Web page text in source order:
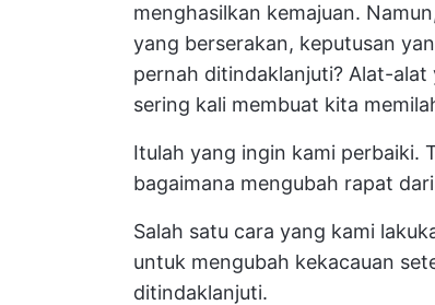
menghasilkan kemajuan.
yang berserakan, keputusan
pernah ditindaklanjuti? Alat-
sering kali membuat kita
Itulah yang ingin kami perbaiki.
bagaimana mengubah rapat
Salah satu cara yang kami
untuk mengubah kekacauan
ditindaklanjuti.